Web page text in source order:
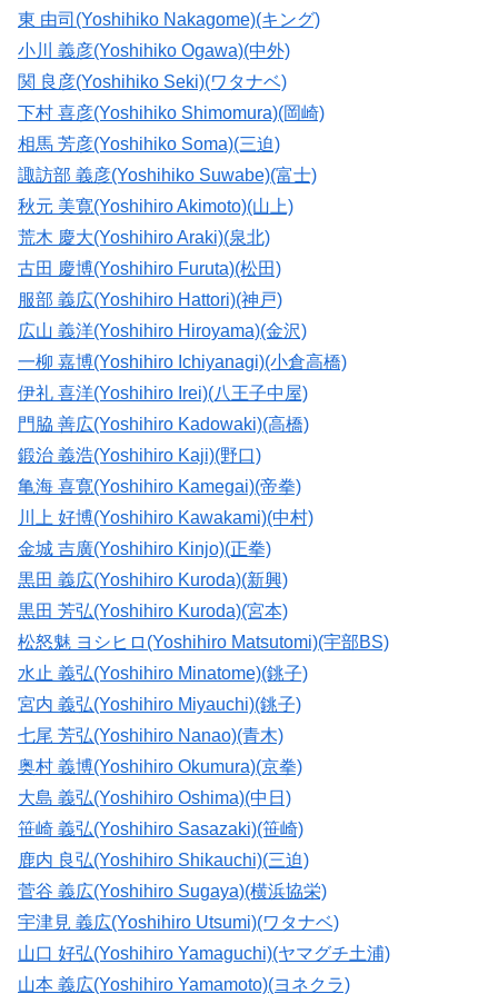
東 由司(Yoshihiko Nakagome)(キング)
小川 義彦(Yoshihiko Ogawa)(中外)
関 良彦(Yoshihiko Seki)(ワタナベ)
下村 喜彦(Yoshihiko Shimomura)(岡崎)
相馬 芳彦(Yoshihiko Soma)(三迫)
諏訪部 義彦(Yoshihiko Suwabe)(富士)
秋元 美寛(Yoshihiro Akimoto)(山上)
荒木 慶大(Yoshihiro Araki)(泉北)
古田 慶博(Yoshihiro Furuta)(松田)
服部 義広(Yoshihiro Hattori)(神戸)
広山 義洋(Yoshihiro Hiroyama)(金沢)
一柳 嘉博(Yoshihiro Ichiyanagi)(小倉高橋)
伊礼 喜洋(Yoshihiro Irei)(八王子中屋)
門脇 善広(Yoshihiro Kadowaki)(高橋)
鍛治 義浩(Yoshihiro Kaji)(野口)
亀海 喜寛(Yoshihiro Kamegai)(帝拳)
川上 好博(Yoshihiro Kawakami)(中村)
金城 吉廣(Yoshihiro Kinjo)(正拳)
黒田 義広(Yoshihiro Kuroda)(新興)
黒田 芳弘(Yoshihiro Kuroda)(宮本)
松怒魅 ヨシヒロ(Yoshihiro Matsutomi)(宇部BS)
水止 義弘(Yoshihiro Minatome)(銚子)
宮内 義弘(Yoshihiro Miyauchi)(銚子)
七尾 芳弘(Yoshihiro Nanao)(青木)
奥村 義博(Yoshihiro Okumura)(京拳)
大島 義弘(Yoshihiro Oshima)(中日)
笹崎 義弘(Yoshihiro Sasazaki)(笹崎)
鹿内 良弘(Yoshihiro Shikauchi)(三迫)
菅谷 義広(Yoshihiro Sugaya)(横浜協栄)
宇津見 義広(Yoshihiro Utsumi)(ワタナベ)
山口 好弘(Yoshihiro Yamaguchi)(ヤマグチ土浦)
山本 義広(Yoshihiro Yamamoto)(ヨネクラ)